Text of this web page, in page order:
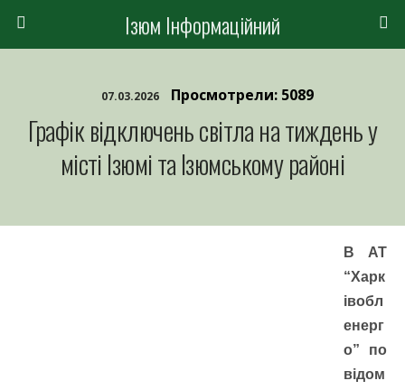
Ізюм Інформаційний
07.03.2026 Просмотрели: 5089
Графік відключень світла на тиждень у
місті Ізюмі та Ізюмському районі
В АТ
“Харк
івобл
енерг
о” по
відом